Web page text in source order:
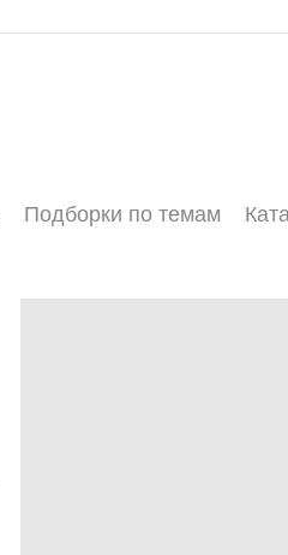
Подборки по темам